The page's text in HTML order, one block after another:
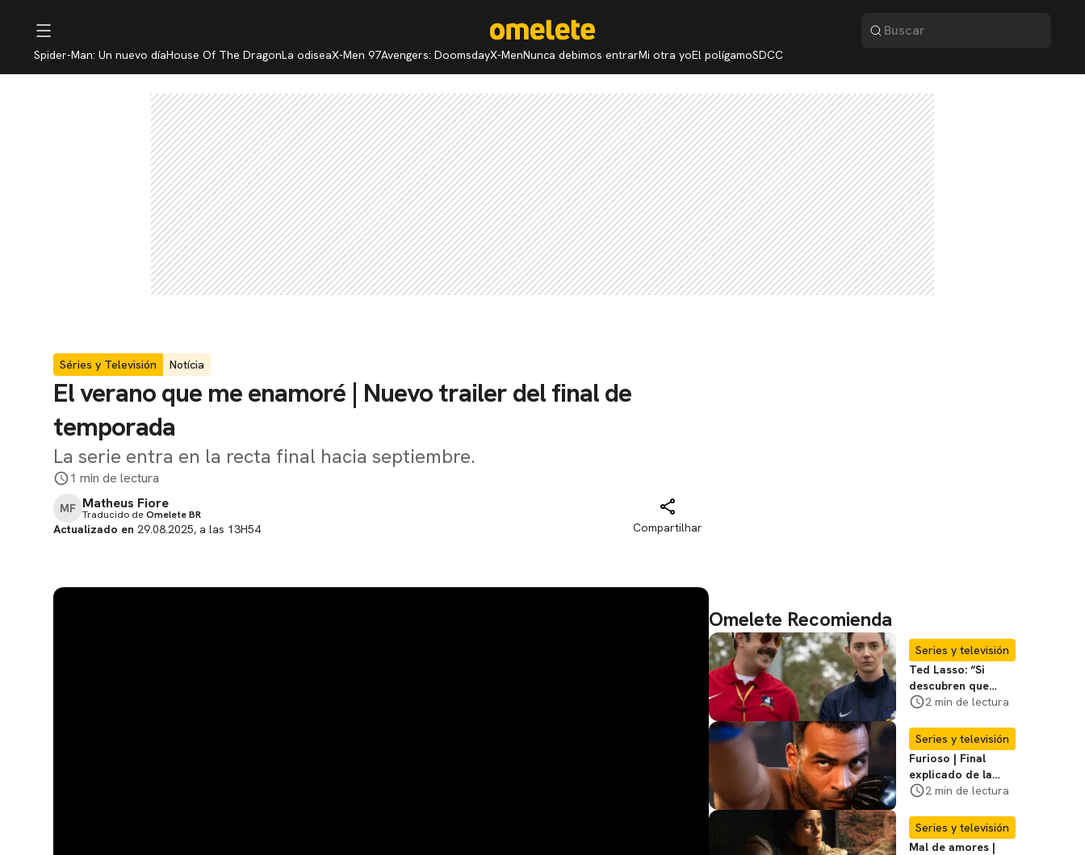
Spider-Man: Un nuevo díaHouse Of The DragonLa odiseaX-Men 97Avengers: DoomsdayX-MenNunca debimos entrarMi otra yoEl polígamoSDCC
Séries y Televisión Notícia
El verano que me enamoré | Nuevo trailer del final de
temporada
La serie entra en la recta final hacia septiembre.
1 min de lectura
MF Matheus Fiore
Traducido deOmelete BR
Actualizado en 29.08.2025, a las 13H54 Compartilhar
Omelete Recomienda
Series y televisión
Ted Lasso: “Si
descubren que
existe el futbol
bien”,
2 min de lectura
Series y televisión
Furioso | Final
explicado de la
serie brasileña de
2 min de lectura
Series y televisión
Mal de amores |